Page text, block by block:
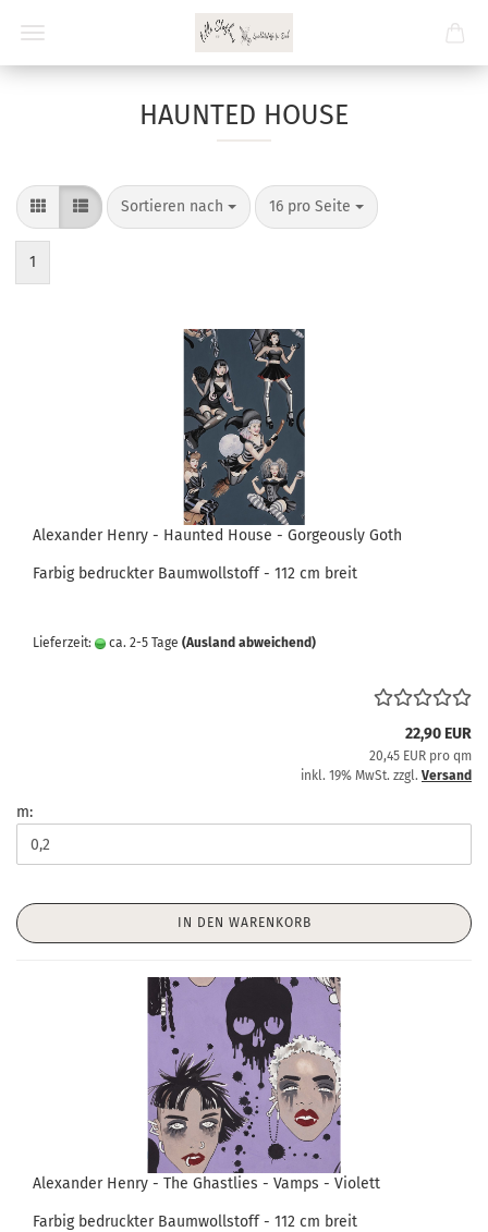
HAUNTED HOUSE
Sortieren nach
Sortieren nach 16 pro Seite
pro Seite
1
Alexander Henry - Haunted House - Gorgeously Goth
Farbig bedruckter Baumwollstoff - 112 cm breit
Lieferzeit: ca. 2-5 Tage (Ausland abweichend)
22,90 EUR
20,45 EUR pro qm
inkl. 19% MwSt. zzgl. Versand
m:
IN DEN WARENKORB
Alexander Henry - The Ghastlies - Vamps - Violett
Farbig bedruckter Baumwollstoff - 112 cm breit